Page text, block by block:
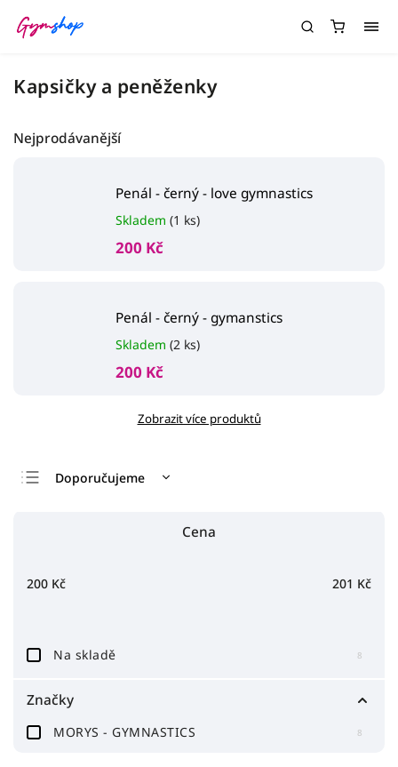
Kapsičky a peněženky
Nejprodávanější
Penál - černý - love gymnastics
Skladem (1 ks)
200 Kč
Penál - černý - gymanstics
Skladem (2 ks)
200 Kč
Zobrazit více produktů
Doporučujeme
Abecedně
Cena
200 Kč 201 Kč
Na skladě 8
Značky
MORYS - GYMNASTICS 8